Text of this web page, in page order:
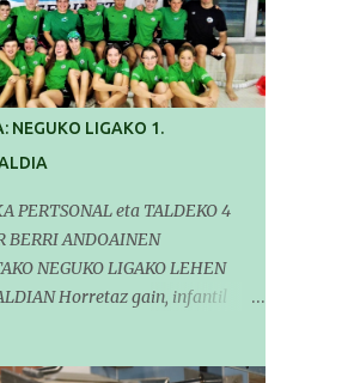
NEGUKO LIGAKO 1.
PERTSONAL eta TALDEKO 4
BERRI ANDOAINEN
NEGUKO LIGAKO LEHEN
Horretaz gain, infantil